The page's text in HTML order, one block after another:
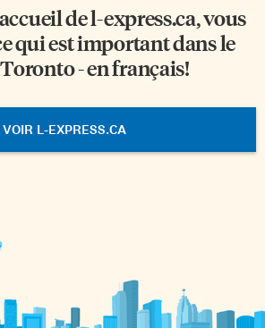
del-express.ca, vous
qui est important dans le
- en français!
VOIR L-EXPRESS.CA